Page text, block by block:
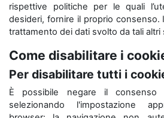
rispettive politiche per le quali
desideri, fornire il proprio consenso.
trattamento dei dati svolto da tali altri
Come disabilitare i
Per disabilitare tutti i
È possibile negare il consenso
selezionando l'impostazione